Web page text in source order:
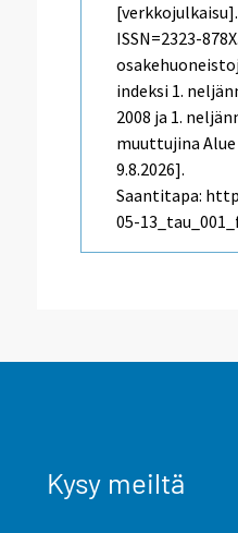
[verkkojulkaisu].
ISSN=2323-878X.
indeksi 1.
2008 ja 1.
muuttujina
9.8.2026].
Saantitapa:
05-
Kysy meiltä